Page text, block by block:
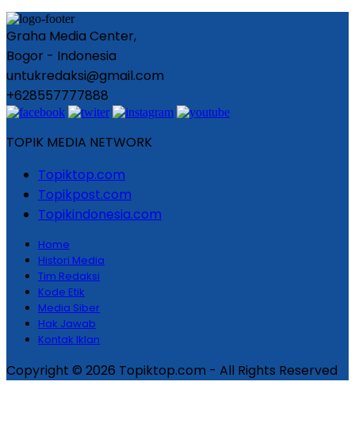
Graha Media Center,
Bogor - Indonesia
untukredaksi@gmail.com
+628557777888
TOPIK MEDIA NETWORK
Topiktop.com
Topikpost.com
Topikindonesia.com
Home
Histori Media
Tim Redaksi
Kode Etik
Media Siber
Hak Jawab
Kontak Iklan
Copyright © 2026 Topiktop.com - All Rights Reserved